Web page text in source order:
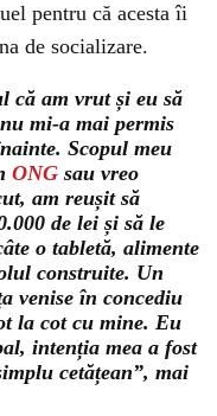
pentru că acesta îi
de socializare.
că am vrut și eu să
mi-a mai permis
Scopul meu
ONG sau vreo
am reușit să
de lei și să le
o tabletă, alimente
construite. Un
venise în concediu
la cot cu mine. Eu
intenția mea a fost
cetățean”, mai